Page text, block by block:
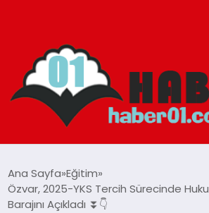
ADANA
Ana Sayfa Eğitim
Özvar, 2025-YKS Tercih Sürecinde
Barajını Açıkladı ⏬👇